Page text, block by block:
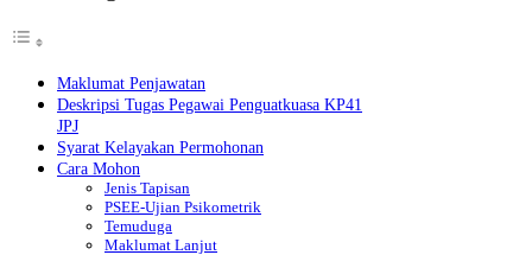
Maklumat Penjawatan
Deskripsi Tugas Pegawai Penguatkuasa KP41
JPJ
Syarat Kelayakan Permohonan
Cara Mohon
Jenis Tapisan
PSEE-Ujian Psikometrik
Temuduga
Maklumat Lanjut